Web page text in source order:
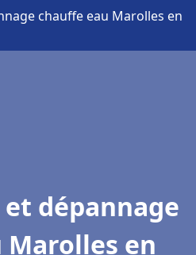
chauffe eau Marolles en
dépannage
en